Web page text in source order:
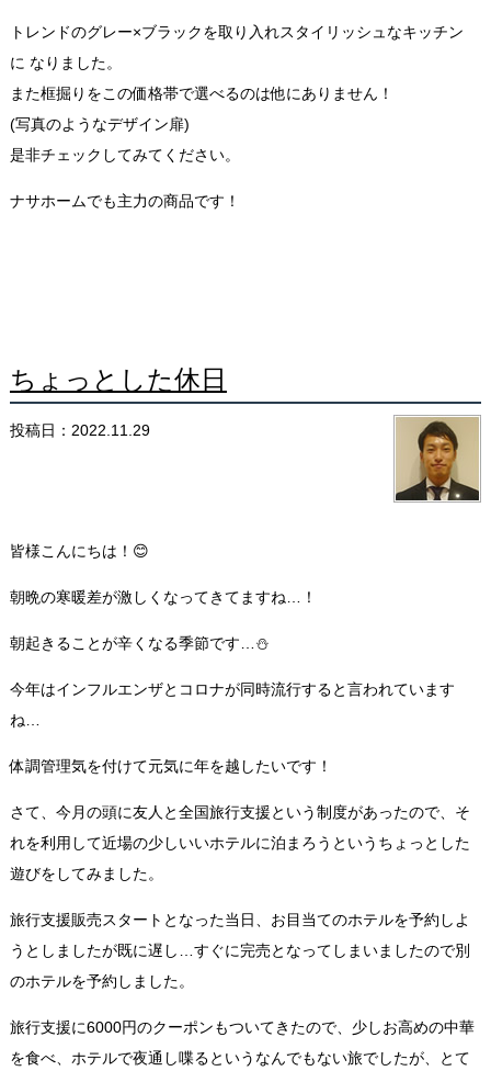
トレンドのグレー×ブラックを取り入れスタイリッシュなキッチン
に なりました。
また框掘りをこの価格帯で選べるのは他にありません！
(写真のようなデザイン扉)
是非チェックしてみてください。
ナサホームでも主力の商品です！
ちょっとした休日
投稿日：2022.11.29
皆様こんにちは！😊
朝晩の寒暖差が激しくなってきてますね…！
朝起きることが辛くなる季節です…⛄
今年はインフルエンザとコロナが同時流行すると言われています
ね…
体調管理気を付けて元気に年を越したいです！
さて、今月の頭に友人と全国旅行支援という制度があったので、そ
れを利用して近場の少しいいホテルに泊まろうというちょっとした
遊びをしてみました。
旅行支援販売スタートとなった当日、お目当てのホテルを予約しよ
うとしましたが既に遅し…すぐに完売となってしまいましたので別
のホテルを予約しました。
旅行支援に6000円のクーポンもついてきたので、少しお高めの中華
を食べ、ホテルで夜通し喋るというなんでもない旅でしたが、とて